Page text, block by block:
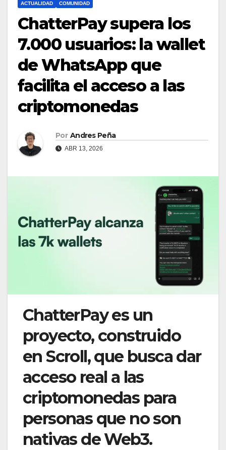
ACTUALIDAD COMUNIDAD
ChatterPay supera los
7.000 usuarios: la wallet
de WhatsApp que
facilita el acceso a las
criptomonedas
Por Andres Peña
ABR 13, 2026
ChatterPay es un
proyecto, construido
en Scroll, que busca dar
acceso real a las
criptomonedas para
personas que no son
nativas de Web3.